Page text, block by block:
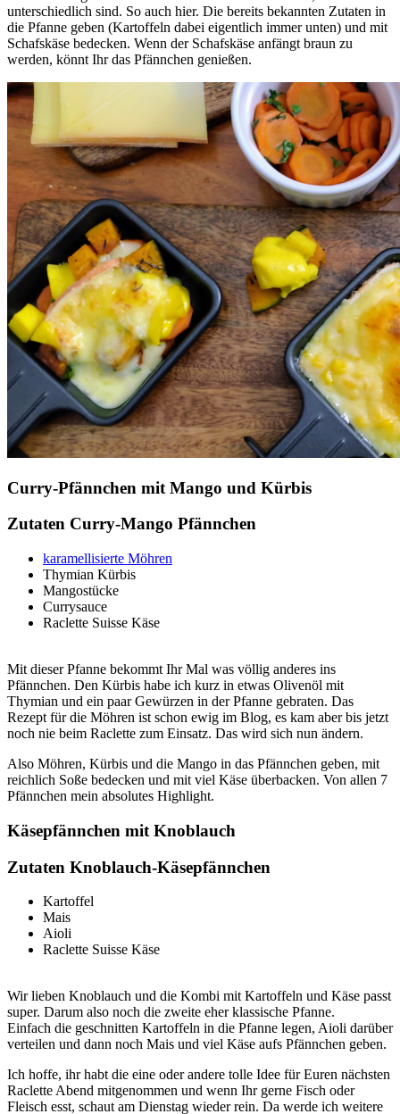
unterschiedlich sind. So auch hier. Die bereits bekannten Zutaten in
die Pfanne geben (Kartoffeln dabei eigentlich immer unten) und mit
Schafskäse bedecken. Wenn der Schafskäse anfängt braun zu
werden, könnt Ihr das Pfännchen genießen.
Curry-Pfännchen mit Mango und Kürbis
Zutaten Curry-Mango Pfännchen
karamellisierte Möhren
Thymian Kürbis
Mangostücke
Currysauce
Raclette Suisse Käse
Mit dieser Pfanne bekommt Ihr Mal was völlig anderes ins
Pfännchen. Den Kürbis habe ich kurz in etwas Olivenöl mit
Thymian und ein paar Gewürzen in der Pfanne gebraten. Das
Rezept für die Möhren ist schon ewig im Blog, es kam aber bis jetzt
noch nie beim Raclette zum Einsatz. Das wird sich nun ändern.
Also Möhren, Kürbis und die Mango in das Pfännchen geben, mit
reichlich Soße bedecken und mit viel Käse überbacken. Von allen 7
Pfännchen mein absolutes Highlight.
Käsepfännchen mit Knoblauch
Zutaten Knoblauch-Käsepfännchen
Kartoffel
Mais
Aioli
Raclette Suisse Käse
Wir lieben Knoblauch und die Kombi mit Kartoffeln und Käse passt
super. Darum also noch die zweite eher klassische Pfanne.
Einfach die geschnitten Kartoffeln in die Pfanne legen, Aioli darüber
verteilen und dann noch Mais und viel Käse aufs Pfännchen geben.
Ich hoffe, ihr habt die eine oder andere tolle Idee für Euren nächsten
Raclette Abend mitgenommen und wenn Ihr gerne Fisch oder
Fleisch esst, schaut am Dienstag wieder rein. Da werde ich weitere